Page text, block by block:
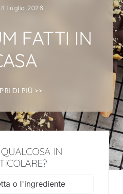
Luglio 2026
FATTI IN
DI PIÙ >>
IN